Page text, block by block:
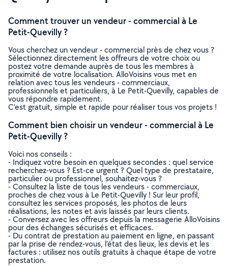
Comment trouver un vendeur - commercial à Le
Petit-Quevilly ?
Vous cherchez un vendeur - commercial près de chez vous ?
Sélectionnez directement les offreurs de votre choix ou
postez votre demande auprès de tous les membres à
proximité de votre localisation. AlloVoisins vous met en
relation avec tous les vendeurs - commerciaux,
professionnels et particuliers, à Le Petit-Quevilly, capables de
vous répondre rapidement.
C’est gratuit, simple et rapide pour réaliser tous vos projets !
Comment bien choisir un vendeur - commercial à Le
Petit-Quevilly ?
Voici nos conseils :
- Indiquez votre besoin en quelques secondes : quel service
recherchez-vous ? Est-ce urgent ? Quel type de prestataire,
particulier ou professionnel, souhaitez-vous ?
- Consultez la liste de tous les vendeurs - commerciaux,
proches de chez vous à Le Petit-Quevilly ! Sur leur profil,
consultez les services proposés, les photos de leurs
réalisations, les notes et avis laissés par leurs clients.
- Conversez avec les offreurs depuis la messagerie AlloVoisins
pour des échanges sécurisés et efficaces.
- Du contrat de prestation au paiement en ligne, en passant
par la prise de rendez-vous, l’état des lieux, les devis et les
factures : utilisez nos outils gratuits à chaque étape de votre
prestation.